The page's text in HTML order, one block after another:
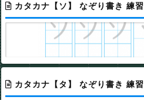
カタカナ【ソ】 なぞり書き 練習
カタカナ【タ】 なぞり書き 練習